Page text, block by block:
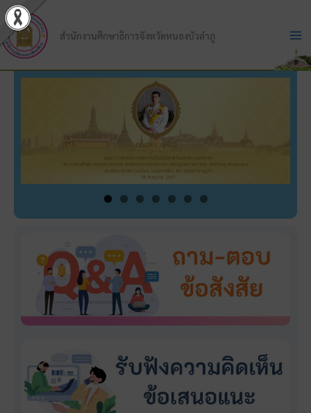
Skip
to
content
สำนักงานศึกษาธิการจังหวัดหนองบัวลำภู